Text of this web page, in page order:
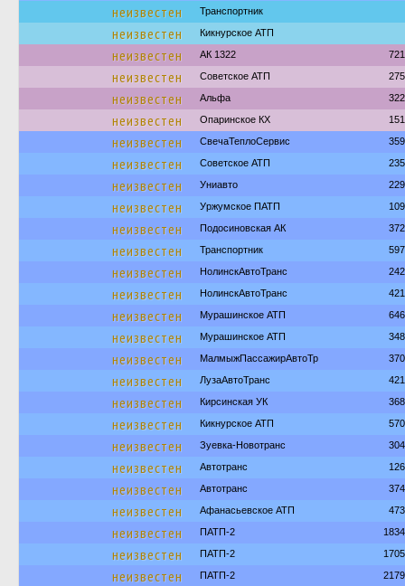
неизвестен Транспортник
неизвестен Кикнурское АТП
неизвестен АК 1322
неизвестен Советское АТП
неизвестен Альфа
неизвестен Опаринское КХ
неизвестен СвечаТеплоСервис
неизвестен Советское АТП
неизвестен Униавто
неизвестен Уржумское ПАТП
неизвестен Подосиновская АК
неизвестен Транспортник
неизвестен НолинскАвтоТранс
неизвестен НолинскАвтоТранс
неизвестен Мурашинское АТП
неизвестен Мурашинское АТП
неизвестен МалмыжПассажирАвтоТр
неизвестен ЛузаАвтоТранс
неизвестен Кирсинская УК
неизвестен Кикнурское АТП
неизвестен Зуевка-Новотранс
неизвестен Автотранс
неизвестен Автотранс
неизвестен Афанасьевское АТП
неизвестен ПАТП-2
неизвестен ПАТП-2
неизвестен ПАТП-2